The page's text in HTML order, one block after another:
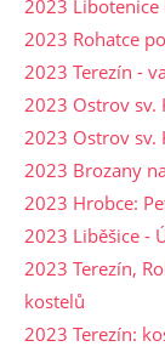
2023 Libotenice
2023 Rohatce
2023 Terezín -
2023 Ostrov sv.
2023 Ostrov sv.
2023 Brozany
2023 Hrobce:
2023 Liběšice -
2023 Terezín,
kostelů
2023 Terezín: